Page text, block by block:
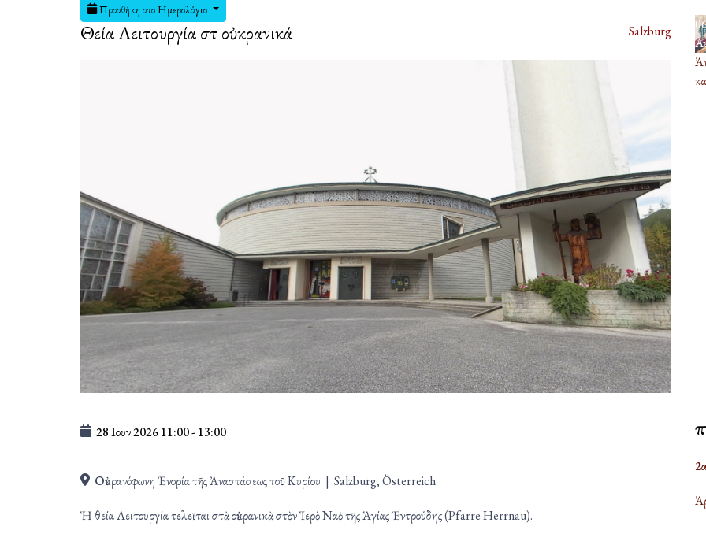
Προσθήκη στο Ημερολόγιο
Θεία Λειτουργία στὰ οὐκρανικά Salzburg
28 Ιουν 202611:00- 13:00
Οὐκρανόφωνη Ἐνορία τῆς Ἀναστάσεως τοῦ Κυρίου | Salzburg, Österreich
Ἡ θεία Λειτουργία τελεῖται στὰ οὐκρανικὰ στὸν Ἱερὸ Ναὸ τῆς Ἁγίας Ἐντρούδης (Pfarre Herrnau).